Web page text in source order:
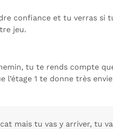
confiance et tu verras si
jeu.
tu te rends compte
l’étage 1 te donne très
mais tu vas y arriver, tu